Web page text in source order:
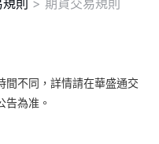
則 > 期貨交易規則
間不同，詳情請在華盛通交
告為准。